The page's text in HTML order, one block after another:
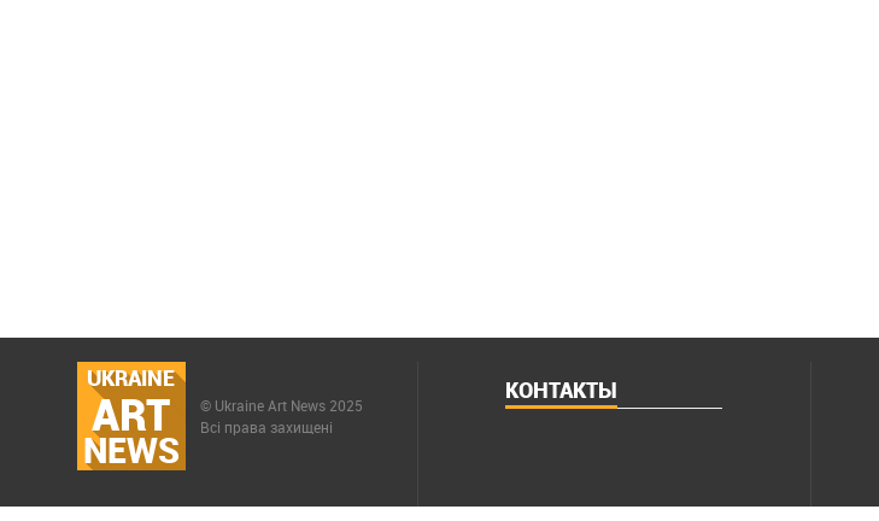
UKRAINE
ART
NEWS
© Ukraine Art News 2025
Всі права захищені
КОНТАКТЫ